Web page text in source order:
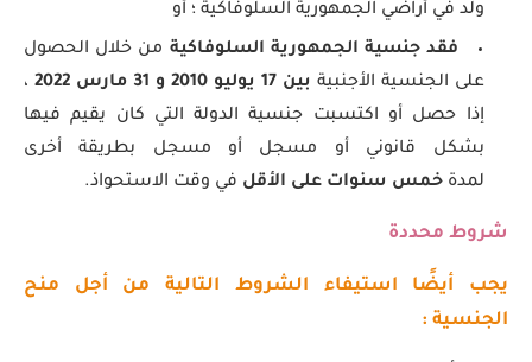
ولد في أراضي الجمهورية السلوفاكية ؛ أو
فقد جنسية الجمهورية السلوفاكية من خلال الحصول
على الجنسية الأجنبية بين 17 يوليو 2010 و 31 مارس 2022
،
إذا حصل أو اكتسبت جنسية الدولة التي كان يقيم فيها
بشكل قانوني أو مسجل أو مسجل بطريقة أخرى
لمدةخمس سنوات على الأقل في وقت الاستحواذ.
شروط محددة
يجب أيضًا استيفاء الشروط التالية من أجل منح
الجنسية :